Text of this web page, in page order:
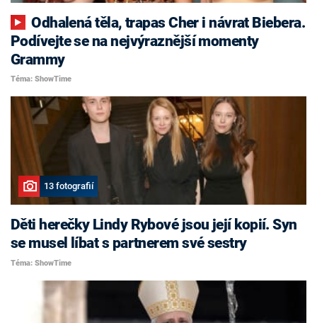
Odhalená těla, trapas Cher i návrat Biebera.
Podívejte se na nejvýraznější momenty
Grammy
Téma: ShowTime
13 fotografií
Děti herečky Lindy Rybové jsou její kopií. Syn
se musel líbat s partnerem své sestry
Téma: ShowTime